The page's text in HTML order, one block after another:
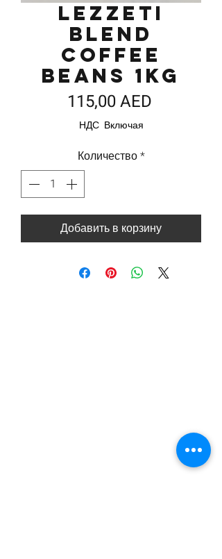
Lezzeti
Blend
Coffee
Beans 1kg
115,00 AEDЦена
НДС Включая
Количество*
Добавить в корзину